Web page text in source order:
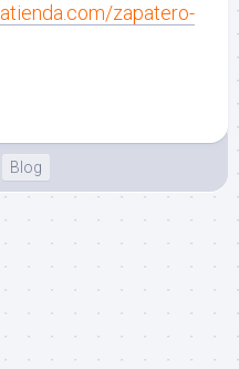
zapatero-
Blog